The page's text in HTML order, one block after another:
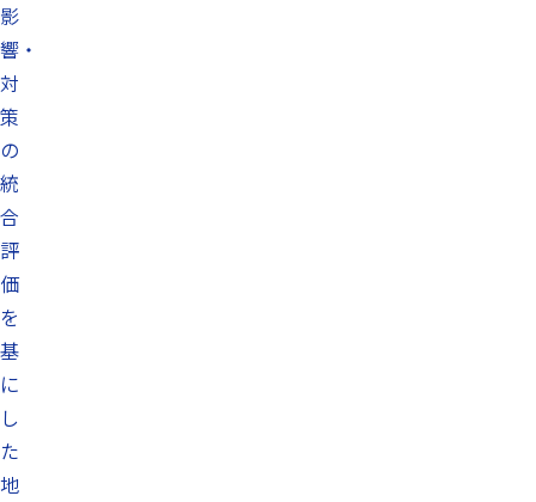
影
響・
対
策
の
統
合
評
価
を
基
に
し
た
地